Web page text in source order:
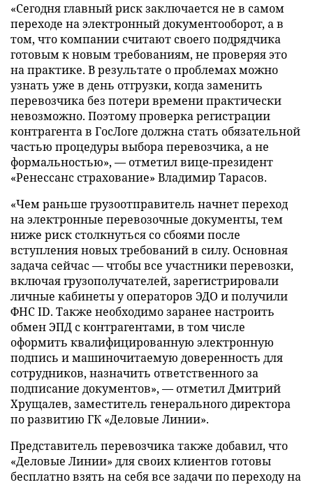
«Сегодня главный риск заключается не в самом
переходе на электронный документооборот, а в
том, что компании считают своего подрядчика
готовым к новым требованиям, не проверяя это
на практике. В результате о проблемах можно
узнать уже в день отгрузки, когда заменить
перевозчика без потери времени практически
невозможно. Поэтому проверка регистрации
контрагента в ГосЛоге должна стать обязательной
частью процедуры выбора перевозчика, а не
формальностью», — отметил вице-президент
«Ренессанс страхование» Владимир Тарасов.
«Чем раньше грузоотправитель начнет переход
на электронные перевозочные документы, тем
ниже риск столкнуться со сбоями после
вступления новых требований в силу. Основная
задача сейчас — чтобы все участники перевозки,
включая грузополучателей, зарегистрировали
личные кабинеты у операторов ЭДО и получили
ФНС ID. Также необходимо заранее настроить
обмен ЭПД с контрагентами, в том числе
оформить квалифицированную электронную
подпись и машиночитаемую доверенность для
сотрудников, назначить ответственного за
подписание документов», — отметил Дмитрий
Хрущалев, заместитель генерального директора
по развитию ГК «Деловые Линии».
Представитель перевозчика также добавил, что
«Деловые Линии» для своих клиентов готовы
бесплатно взять на себя все задачи по переходу на